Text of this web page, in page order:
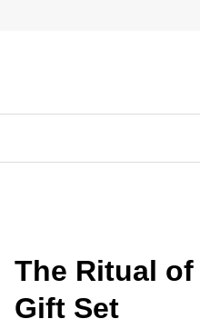
The Ritual of
Gift Set